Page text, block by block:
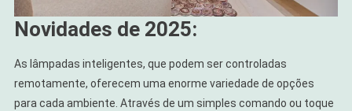
Novidades de 2025:
As lâmpadas inteligentes, que podem ser controladas
remotamente, oferecem uma enorme variedade de opções
para cada ambiente. Através de um simples comando ou toque